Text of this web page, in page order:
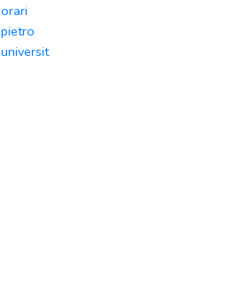
orari
pietro
universit